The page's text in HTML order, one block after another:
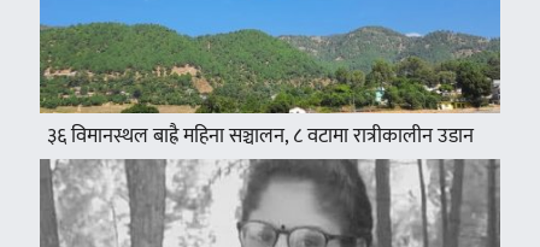
३६ विमानस्थल बाह्रै महिना सञ्चालन, ८ वटामा रात्रीकालीन उडान